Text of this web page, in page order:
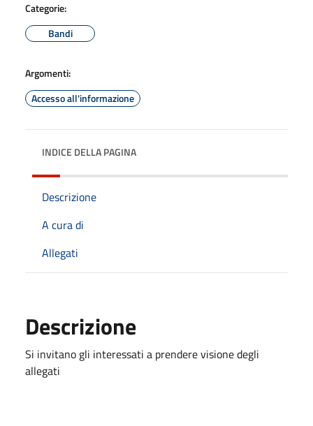
Categorie:
Bandi
Argomenti:
Accesso all'informazione
INDICE DELLA PAGINA
Descrizione
A cura di
Allegati
Descrizione
Si invitano gli interessati a prendere visione degli
allegati